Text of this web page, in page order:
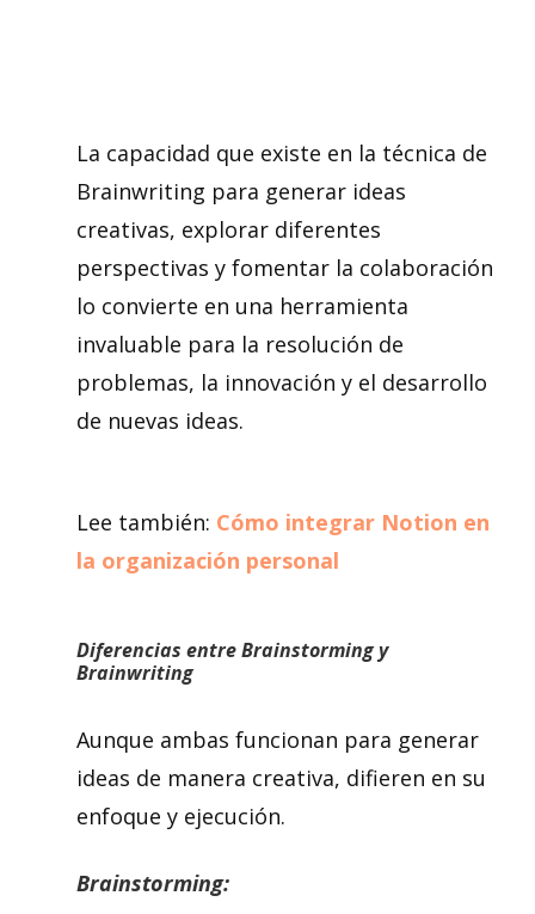
La capacidad que existe en la técnica de
Brainwriting para generar ideas
creativas, explorar diferentes
perspectivas y fomentar la colaboración
lo convierte en una herramienta
invaluable para la resolución de
problemas, la innovación y el desarrollo
de nuevas ideas.
Lee también: Cómo integrar Notion en
la organización personal
Diferencias entre Brainstorming y
Brainwriting
Aunque ambas funcionan para generar
ideas de manera creativa, difieren en su
enfoque y ejecución.
Brainstorming: